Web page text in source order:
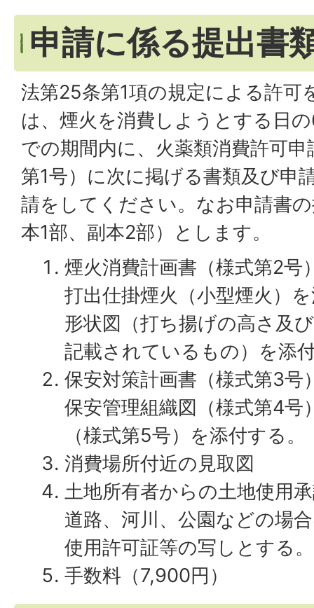
申請に係る提出書
法第25条第1項の規定による許可
は、煙火を消費しようとする日
での期間内に、火薬類消費許可
第1号）に次に掲げる書類及び申
請をしてください。なお申請書
本1部、副本2部）とします。
煙火消費計画書（様式第2号
打出仕掛煙火（小型煙火）
形状図（打ち揚げの高さ及
記載されているもの）を添
保安対策計画書（様式第3号
保安管理組織図（様式第4号
（様式第5号）を添付する。
消費場所付近の見取図
土地所有者からの土地使用
道路、河川、公園などの場
使用許可証等の写しとする。
手数料（7,900円）